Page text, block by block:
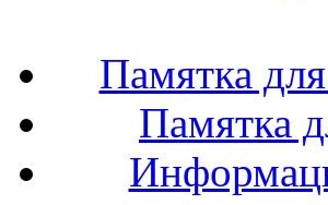
Памятка
Памятка